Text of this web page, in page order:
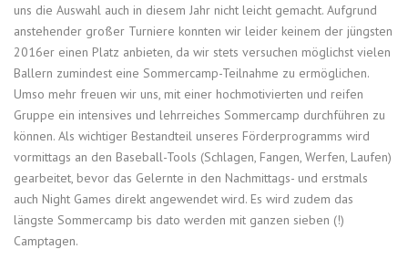
uns die Auswahl auch in diesem Jahr nicht leicht gemacht. Aufgrund
anstehender großer Turniere konnten wir leider keinem der jüngsten
2016er einen Platz anbieten, da wir stets versuchen möglichst vielen
Ballern zumindest eine Sommercamp-Teilnahme zu ermöglichen.
Umso mehr freuen wir uns, mit einer hochmotivierten und reifen
Gruppe ein intensives und lehrreiches Sommercamp durchführen zu
können. Als wichtiger Bestandteil unseres Förderprogramms wird
vormittags an den Baseball-Tools (Schlagen, Fangen, Werfen, Laufen)
gearbeitet, bevor das Gelernte in den Nachmittags- und erstmals
auch Night Games direkt angewendet wird. Es wird zudem das
längste Sommercamp bis dato werden mit ganzen sieben (!)
Camptagen.